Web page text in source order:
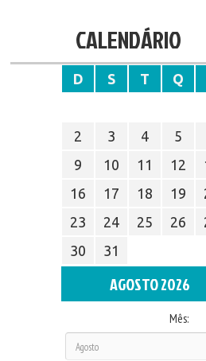
CALENDÁRIO
D S T Q
2
3 4 5
9
10 11 12
16
17 18 19
23
24 25 26
30
31
AGOSTO 2026
Mês: